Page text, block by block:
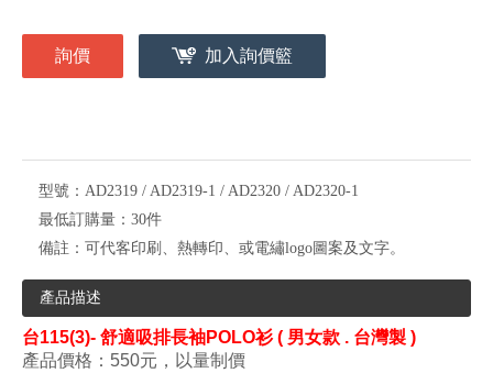
詢價 加入詢價籃
型號： AD2319 / AD2319-1 / AD2320 / AD2320-1
最低訂購量： 30件
備註： 可代客印刷、熱轉印、或電繡logo圖案及文字。
產品描述
台115(3)- 舒適吸排長袖POLO衫 ( 男女款 . 台灣製 )
產品價格：550元，以量制價